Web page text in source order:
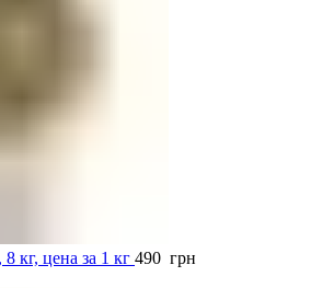
кг, цена за 1 кг 490 грн